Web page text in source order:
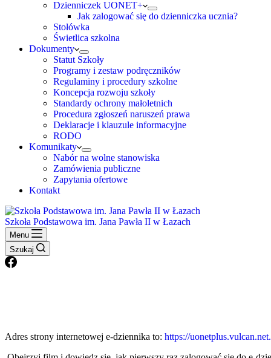
Dzienniczek UONET+
Jak zalogować się do dzienniczka ucznia?
Stołówka
Świetlica szkolna
Dokumenty
Statut Szkoły
Programy i zestaw podręczników
Regulaminy i procedury szkolne
Koncepcja rozwoju szkoły
Standardy ochrony małoletnich
Procedura zgłoszeń naruszeń prawa
Deklaracje i klauzule informacyjne
RODO
Komunikaty
Nabór na wolne stanowiska
Zamówienia publiczne
Zapytania ofertowe
Kontakt
Szkoła Podstawowa im. Jana Pawła II w Łazach
Menu
Szukaj
Adres strony internetowej e-dziennika to: https://